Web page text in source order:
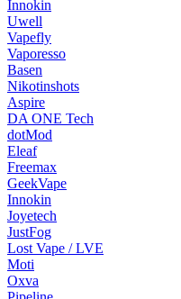
Innokin
Uwell
Vapefly
Vaporesso
Basen
Nikotinshots
Aspire
DA ONE Tech
dotMod
Eleaf
Freemax
GeekVape
Innokin
Joyetech
JustFog
Lost Vape / LVE
Moti
Oxva